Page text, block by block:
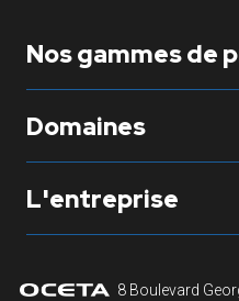
Nos gammes de
Domaines
L'entreprise
8 Boulevard